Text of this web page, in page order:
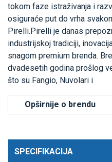
tokom faze istraživanja i
osiguraće put do vrha
Pirelli.Pirelli je danas
industrijskoj tradiciji,
snagom premium brenda.
dvadesetih godina prošlog
što su Fangio, Nuvolari i
Opširnije o brendu
SPECIFIKACIJA